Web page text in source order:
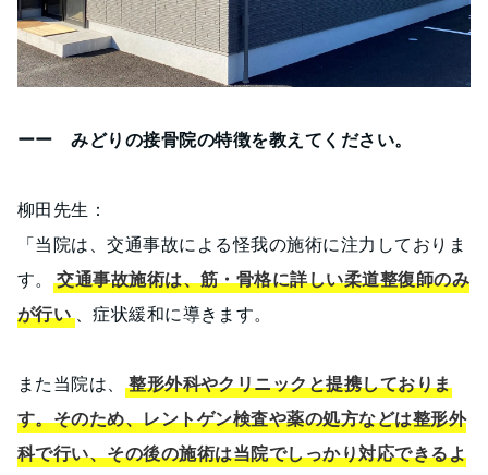
ーー みどりの接骨院の特徴を教えてください。
柳田先生：
「当院は、交通事故による怪我の施術に注力しておりま
す。
交通事故施術は、筋・骨格に詳しい柔道整復師のみ
が行い、症状緩和に導きます。
また当院は、
整形外科やクリニックと提携しておりま
す。そのため、レントゲン検査や薬の処方などは整形外
科で行い、その後の施術は当院でしっかり対応できるよ